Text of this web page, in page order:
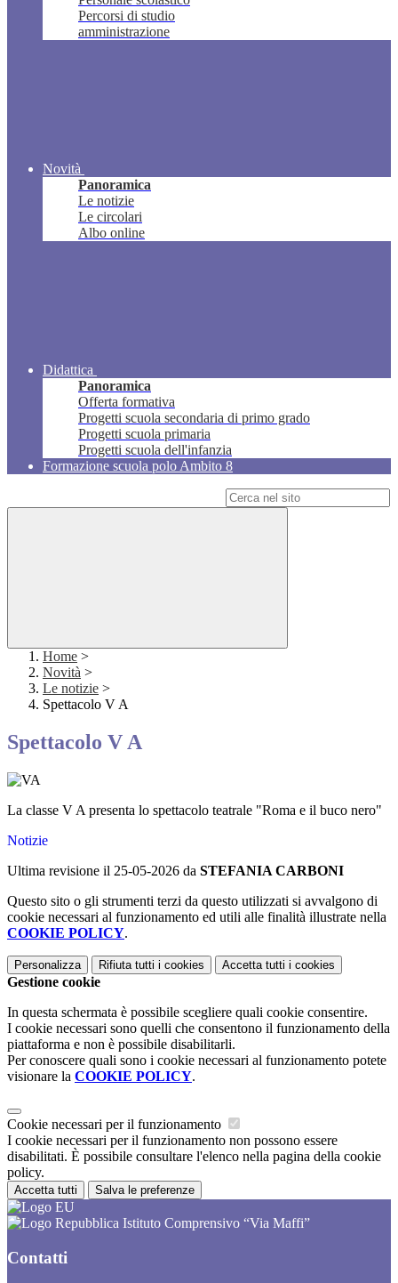
Percorsi di studio
amministrazione
Novità
Panoramica
Le notizie
Le circolari
Albo online
Didattica
Panoramica
Offerta formativa
Progetti scuola secondaria di primo grado
Progetti scuola primaria
Progetti scuola dell'infanzia
Formazione scuola polo Ambito 8
Home >
Novità >
Le notizie >
Spettacolo V A
Spettacolo V A
La classe V A presenta lo spettacolo teatrale "Roma e il buco nero"
Notizie
Ultima revisione il 25-05-2026 da STEFANIA CARBONI
Questo sito o gli strumenti terzi da questo utilizzati si avvalgono di
cookie necessari al funzionamento ed utili alle finalità illustrate nella
COOKIE POLICY.
Personalizza Rifiuta tutti i cookies Accetta tutti i cookies
Gestione cookie
In questa schermata è possibile scegliere quali cookie consentire.
I cookie necessari sono quelli che consentono il funzionamento della
piattaforma e non è possibile disabilitarli.
Per conoscere quali sono i cookie necessari al funzionamento potete
visionare la COOKIE POLICY.
Cookie necessari per il funzionamento
I cookie necessari per il funzionamento non possono essere
disabilitati. È possibile consultare l'elenco nella pagina della cookie
policy.
Accetta tutti Salva le preferenze
Istituto Comprensivo “Via Maffi”
Contatti